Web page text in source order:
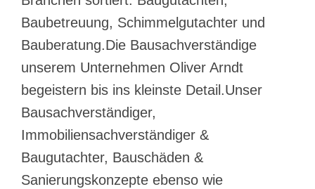
Baubetreuung, Schimmelgutachter und
Bauberatung.Die Bausachverständige
unserem Unternehmen Oliver Arndt
begeistern bis ins kleinste Detail.Unser
Bausachverständiger,
Immobiliensachverständiger &
Baugutachter, Bauschäden &
Sanierungskonzepte ebenso wie